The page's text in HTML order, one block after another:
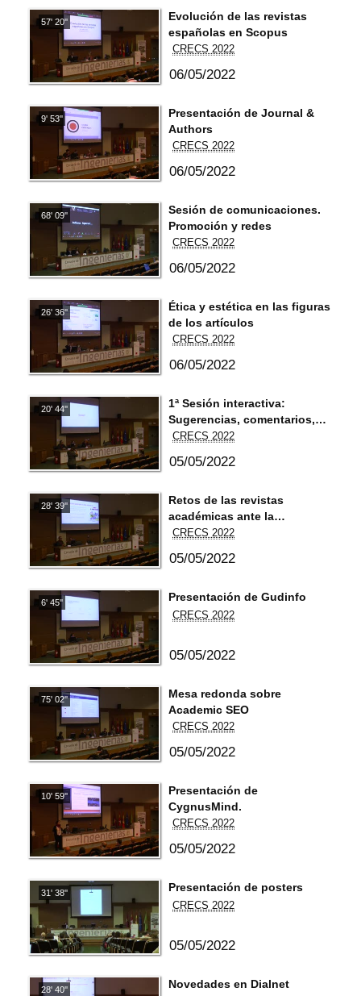
57' 20''
Evolución de las revistas
españolas en Scopus
CRECS 2022
06/05/2022
9' 53''
Presentación de Journal &
Authors
CRECS 2022
06/05/2022
68' 09''
Sesión de comunicaciones.
Promoción y redes
CRECS 2022
06/05/2022
26' 36''
Ética y estética en las figuras
de los artículos
CRECS 2022
06/05/2022
20' 44''
1ª Sesión interactiva:
Sugerencias, comentarios,
preguntas, respuestas,
CRECS 2022
05/05/2022
28' 39''
Retos de las revistas
académicas ante la
desinformación.
CRECS 2022
05/05/2022
6' 45'' Presentación de Gudinfo
CRECS 2022
05/05/2022
75' 02''
Mesa redonda sobre
Academic SEO
CRECS 2022
05/05/2022
10' 59''
Presentación de
CygnusMind.
CRECS 2022
05/05/2022
31' 38'' Presentación de posters
CRECS 2022
05/05/2022
28' 40'' Novedades en Dialnet